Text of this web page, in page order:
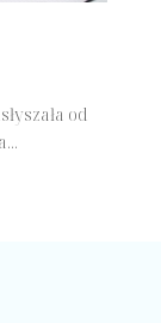
od